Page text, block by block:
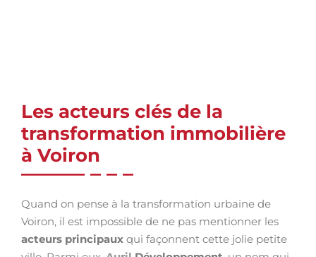
Les acteurs clés de la
transformation immobilière
à Voiron
Quand on pense à la transformation urbaine de
Voiron, il est impossible de ne pas mentionner les
acteurs principaux qui façonnent cette jolie petite